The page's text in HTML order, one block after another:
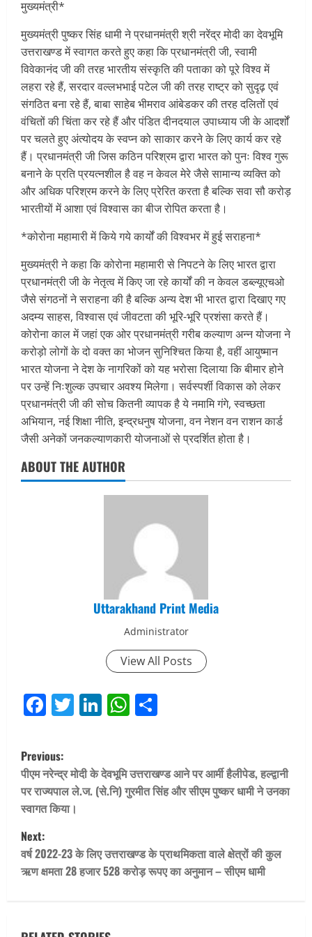
मुख्यमंत्री*
मुख्यमंत्री पुष्कर सिंह धामी ने प्रधानमंत्री श्री नरेंद्र मोदी का देवभूमि
उत्तराखण्ड में स्वागत करते हुए कहा कि प्रधानमंत्री जी, स्वामी
विवेकानंद जी की तरह भारतीय संस्कृति की पताका को पूरे विश्व में
लहरा रहे हैं, सरदार वल्लभभाई पटेल जी की तरह राष्ट्र को सुदृढ़ एवं
संगठित बना रहे हैं, बाबा साहेब भीमराव आंबेडकर की तरह दलितों एवं
वंचितों की चिंता कर रहे हैं और पंडित दीनदयाल उपाध्याय जी के आदर्शों
पर चलते हुए अंत्योदय के स्वप्न को साकार करने के लिए कार्य कर रहे
हैं। प्रधानमंत्री जी जिस कठिन परिश्रम द्वारा भारत को पुनः विश्व गुरू
बनाने के प्रति प्रयत्नशील है वह न केवल मेरे जैसे सामान्य व्यक्ति को
और अधिक परिश्रम करने के लिए प्रेरित करता है बल्कि सवा सौ करोड़
भारतीयों में आशा एवं विश्वास का बीज रोपित करता है।
*कोरोना महामारी में किये गये कार्यों की विश्वभर में हुई सराहना*
मुख्यमंत्री ने कहा कि कोरोना महामारी से निपटने के लिए भारत द्वारा
प्रधानमंत्री जी के नेतृत्व में किए जा रहे कार्यों की न केवल डब्ल्यूएचओ
जैसे संगठनों ने सराहना की है बल्कि अन्य देश भी भारत द्वारा दिखाए गए
अदम्य साहस, विश्वास एवं जीवटता की भूरि-भूरि प्रशंसा करते हैं।
कोरोना काल में जहां एक ओर प्रधानमंत्री गरीब कल्याण अन्न योजना ने
करोड़ो लोगों के दो वक्त का भोजन सुनिश्चित किया है, वहीं आयुष्मान
भारत योजना ने देश के नागरिकों को यह भरोसा दिलाया कि बीमार होने
पर उन्हें निःशुल्क उपचार अवश्य मिलेगा। सर्वस्पर्शी विकास को लेकर
प्रधानमंत्री जी की सोच कितनी व्यापक है ये नमामि गंगे, स्वच्छता
अभियान, नई शिक्षा नीति, इन्द्रधनुष योजना, वन नेशन वन राशन कार्ड
जैसी अनेकों जनकल्याणकारी योजनाओं से प्रदर्शित होता है।
ABOUT THE AUTHOR
Uttarakhand Print Media
Administrator
View All Posts
Facebook
Twitter
LinkedIn
WhatsApp
P
o
s
t
n
v
Previous:
पीएम नरेन्द्र मोदी के देवभूमि उत्तराखण्ड आने पर आर्मी हैलीपेड, हल्द्वानी
पर राज्यपाल ले.ज. (से.नि) गुरमीत सिंह और सीएम पुष्कर धामी ने उनका
स्वागत किया।
Next:
वर्ष 2022-23 के लिए उत्तराखण्ड के प्राथमिकता वाले क्षेत्रों की कुल
ऋण क्षमता 28 हजार 528 करोड़ रूपए का अनुमान – सीएम धामी